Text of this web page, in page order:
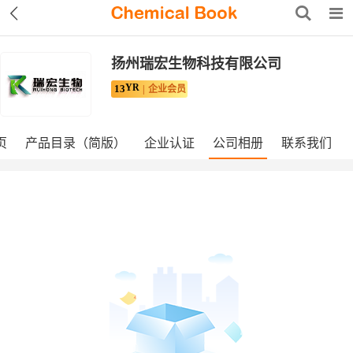
扬州瑞宏生物科技有限公司
13YR 企业会员
产品目录（简版） 企业认证 公司相册 联系我们